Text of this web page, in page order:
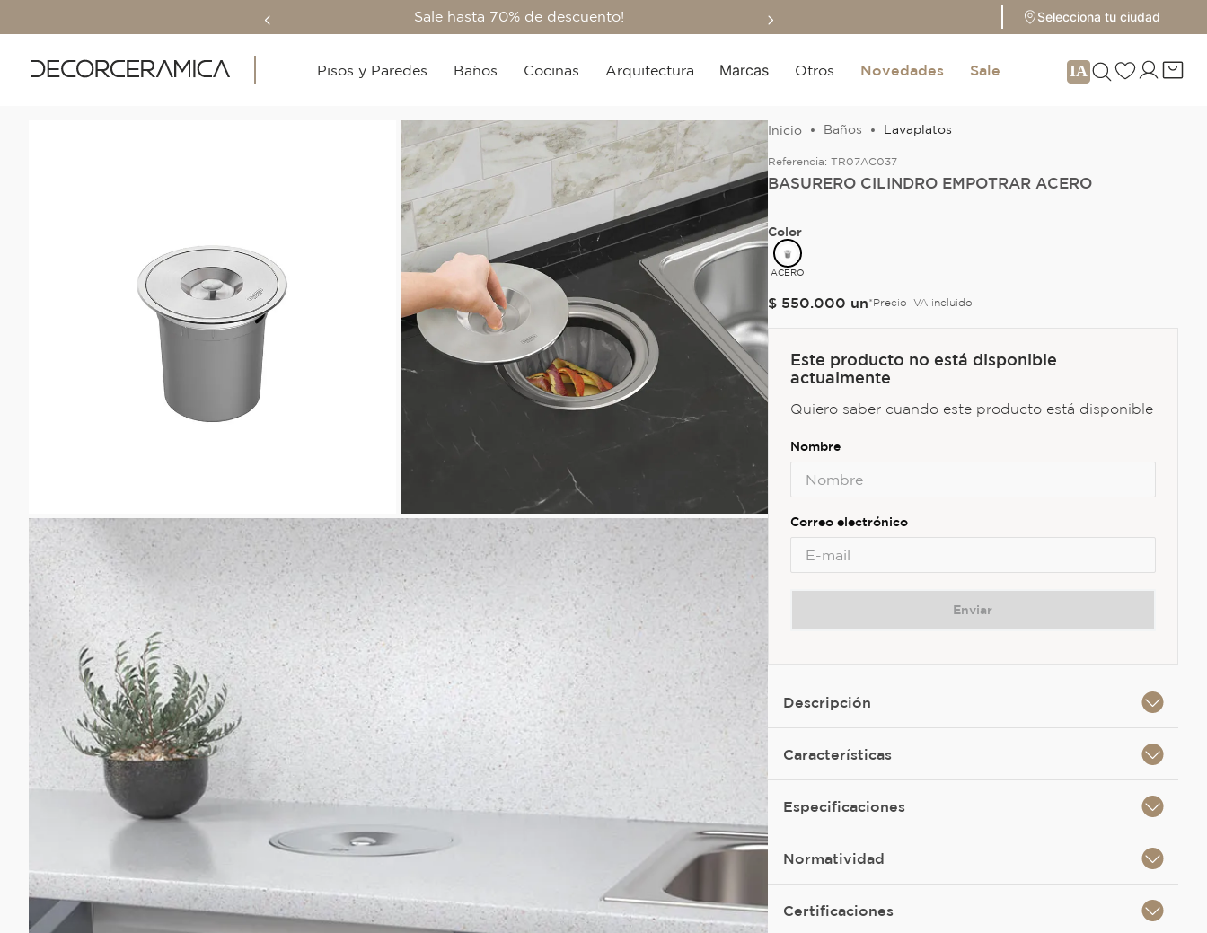
Sale hasta 70% de descuento! Selecciona tu ciudad
Pisos y Paredes Baños Cocinas Arquitectura Marcas Otros Novedades Sale
Baños Lavaplatos
Referencia: TR07AC037
BASURERO CILINDRO EMPOTRAR ACERO
Color
ACERO
$ 550.000 un*Precio IVA incluido
Este producto no está disponible
actualmente
Quiero saber cuando este producto está disponible
Enviar
Descripción
Características
Especificaciones
Normatividad
Certificaciones